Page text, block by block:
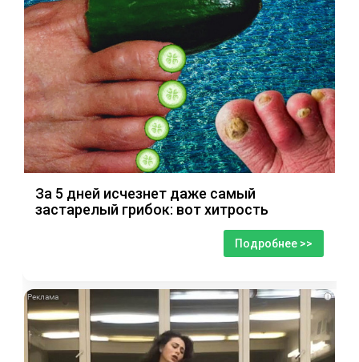
За 5 дней исчезнет даже самый
застарелый грибок: вот хитрость
Подробнее >>
i